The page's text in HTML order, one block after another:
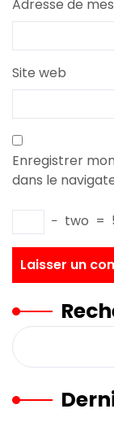
Adresse de
Site web
Enregistrer
dans le
− two =